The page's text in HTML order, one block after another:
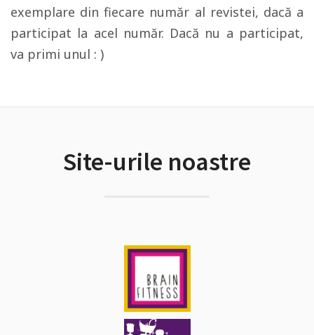
exemplare din fiecare număr al revistei, dacă a
participat la acel număr. Dacă nu a participat,
va primi unul : )
Site-urile noastre